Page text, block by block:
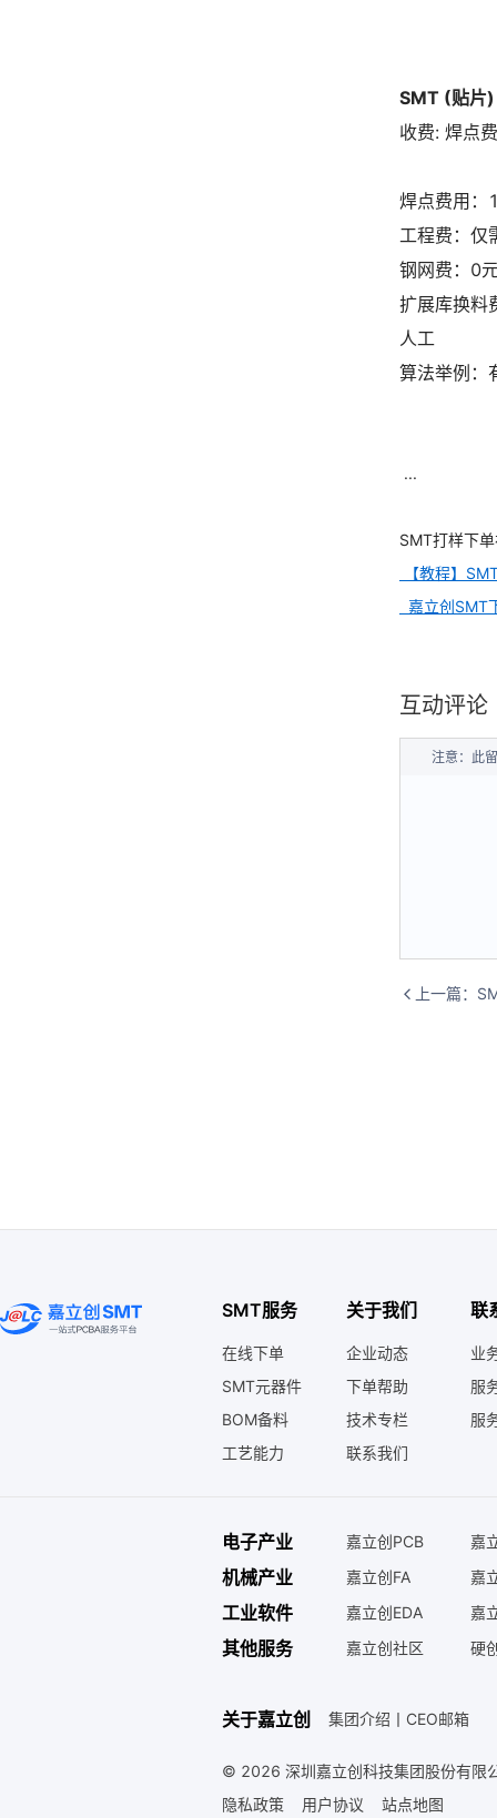
SMT (贴片)
收费: 焊点
焊点费用：
工程费：仅
钢网费：0
扩展库换料
人工
算法举例：
...
SMT打样下
【教程】
嘉立创SMT
互动评论
注意：此
上一篇：
SMT服务
在线下单
SMT元器件
BOM备料
工艺能力
关于我们
企业动态
下单帮助
技术专栏
联系我们
联
业
服
服
电子产业 嘉立创PCB 嘉
机械产业 嘉立创FA 嘉
工业软件 嘉立创EDA 嘉
其他服务 嘉立创社区 硬
关于嘉立创 集团介绍 丨 CEO邮箱
© 2026 深圳嘉立创科技集团股份有限
隐私政策
用户协议 站点地图